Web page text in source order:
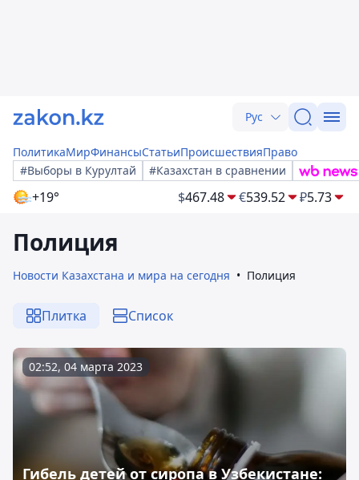
Рус
ПолитикаМирФинансыСтатьиПроисшествияПраво
#Выборы в Курултай
#Казахстан в сравнении
+19° $467.48 €539.52 ₽5.73
Полиция
Новости Казахстана и мира на сегодня Полиция
Плитка Список
Гибель детей от сиропа в Узбекистане:
02:52, 04 марта 2023